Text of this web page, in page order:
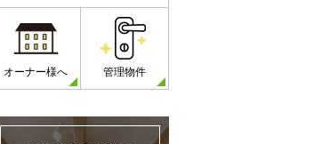
オーナー様へ 管理物件